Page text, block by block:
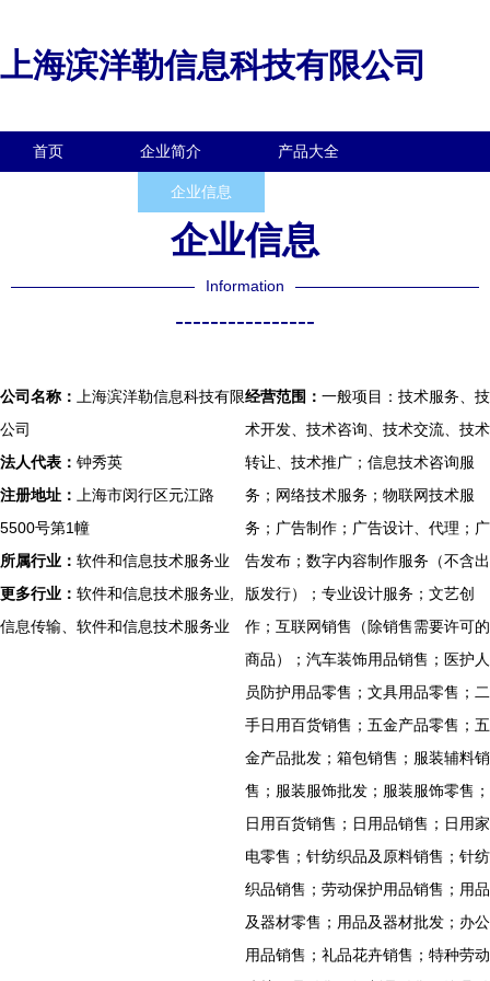
上海滨洋勒信息科技有限公司
首页 企业简介 产品大全
企业信息
企业信息
Information
----------------
公司名称：
上海滨洋勒信息科技有限
公司
法人代表： 钟秀英
注册地址：
上海市闵行区元江路
5500号第1幢
所属行业： 软件和信息技术服务业
更多行业： 软件和信息技术服务业,
信息传输、软件和信息技术服务业
经营范围： 一般项目：技术服务、技
术开发、技术咨询、技术交流、技术
转让、技术推广；信息技术咨询服
务；网络技术服务；物联网技术服
务；广告制作；广告设计、代理；广
告发布；数字内容制作服务（不含出
版发行）；专业设计服务；文艺创
作；互联网销售（除销售需要许可的
商品）；汽车装饰用品销售；医护人
员防护用品零售；文具用品零售；二
手日用百货销售；五金产品零售；五
金产品批发；箱包销售；服装辅料销
售；服装服饰批发；服装服饰零售；
日用百货销售；日用品销售；日用家
电零售；针纺织品及原料销售；针纺
织品销售；劳动保护用品销售；用品
及器材零售；用品及器材批发；办公
用品销售；礼品花卉销售；特种劳动